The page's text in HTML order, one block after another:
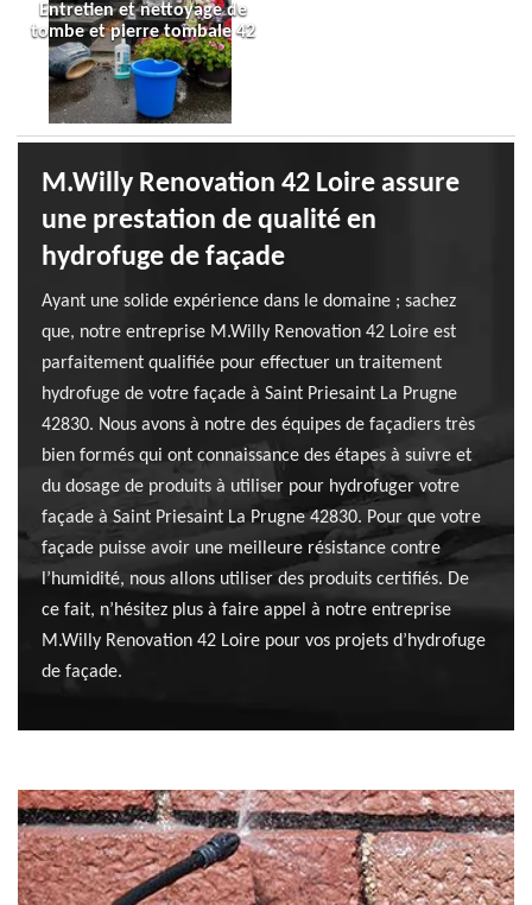
Entretien et nettoyage de
tombe et pierre tombale 42
M.Willy Renovation 42 Loire assure
une prestation de qualité en
hydrofuge de façade
Ayant une solide expérience dans le domaine ; sachez
que, notre entreprise M.Willy Renovation 42 Loire est
parfaitement qualifiée pour effectuer un traitement
hydrofuge de votre façade à Saint Priesaint La Prugne
42830. Nous avons à notre des équipes de façadiers très
bien formés qui ont connaissance des étapes à suivre et
du dosage de produits à utiliser pour hydrofuger votre
façade à Saint Priesaint La Prugne 42830. Pour que votre
façade puisse avoir une meilleure résistance contre
l’humidité, nous allons utiliser des produits certifiés. De
ce fait, n’hésitez plus à faire appel à notre entreprise
M.Willy Renovation 42 Loire pour vos projets d’hydrofuge
de façade.